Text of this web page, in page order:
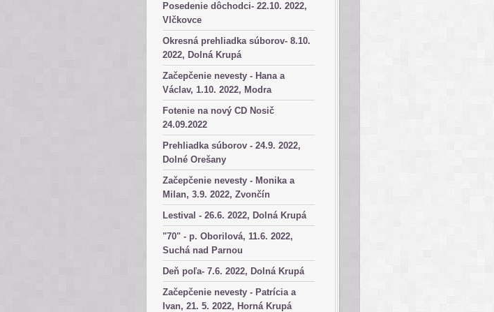
Posedenie dôchodci- 22.10. 2022,
Vlčkovce
Okresná prehliadka súborov- 8.10.
2022, Dolná Krupá
Začepčenie nevesty - Hana a
Václav, 1.10. 2022, Modra
Fotenie na nový CD Nosič
24.09.2022
Prehliadka súborov - 24.9. 2022,
Dolné Orešany
Začepčenie nevesty - Monika a
Milan, 3.9. 2022, Zvončín
Lestival - 26.6. 2022, Dolná Krupá
"70" - p. Oborilová, 11.6. 2022,
Suchá nad Parnou
Deň poľa- 7.6. 2022, Dolná Krupá
Začepčenie nevesty - Patrícia a
Ivan, 21. 5. 2022, Horná Krupá